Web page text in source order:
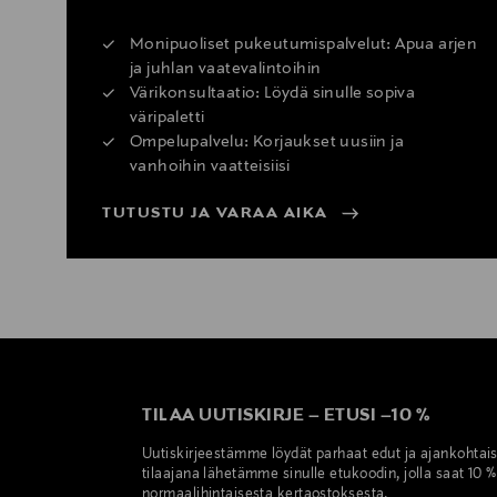
Monipuoliset pukeutumispalvelut: Apua arjen
ja juhlan vaatevalintoihin
Värikonsultaatio: Löydä sinulle sopiva
väripaletti
Ompelupalvelu: Korjaukset uusiin ja
vanhoihin vaatteisiisi
TUTUSTU JA VARAA AIKA
TILAA UUTISKIRJE – ETUSI –10 %
Uutiskirjeestämme löydät parhaat edut ja
tilaajana lähetämme sinulle etukoodin, jolla saat 10